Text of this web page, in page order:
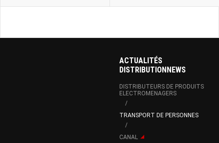
ACTUALITÉS
DISTRIBUTIONNEWS
DISTRIBUTEURS DE PRODUITS
ELECTROMENAGERS
TRANSPORT DE PERSONNES
CANAL